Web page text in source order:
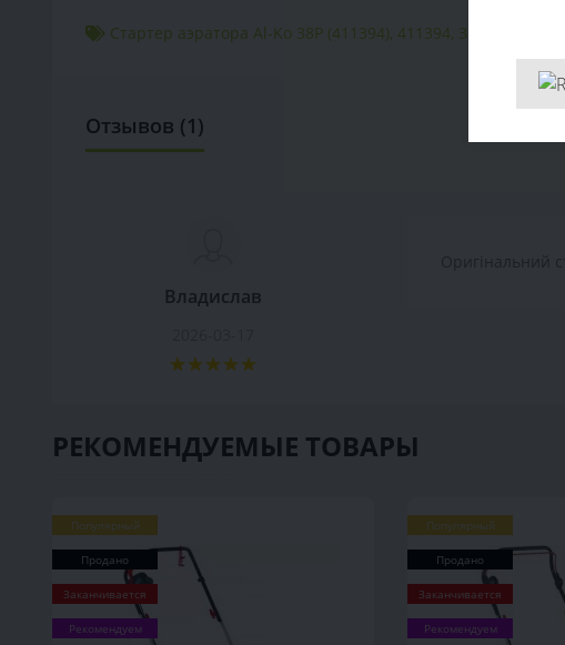
Стартер аэратора Al-Ko 38P (411394), 411394, Запчасти Al-Ko
Отзывов (1)
Владислав
РЕКОМЕНДУЕМЫЕ ТОВАРЫ
Популярный
Продано
Заканчивается
Рекомендуем
Популярный
Продано
Заканчивается
Рекомендуем